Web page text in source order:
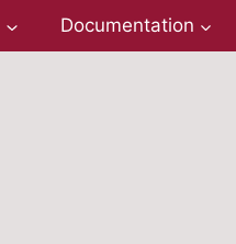
Documentation